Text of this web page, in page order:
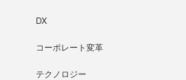
DX
コーポレート変革
テクノロジー